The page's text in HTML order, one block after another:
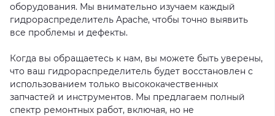
оборудования. Мы внимательно изучаем каждый
гидрораспределитель Apache, чтобы точно выявить
все проблемы и дефекты.
Когда вы обращаетесь к нам, вы можете быть уверены,
что ваш гидрораспределитель будет восстановлен с
использованием только высококачественных
запчастей и инструментов. Мы предлагаем полный
спектр ремонтных работ, включая, но не